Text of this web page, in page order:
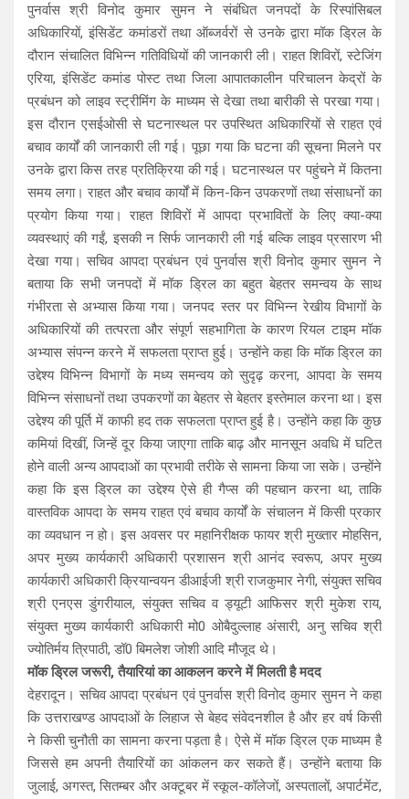
पुनर्वास श्री विनोद कुमार सुमन ने संबंधित जनपदों के रिस्पांसिबल
अधिकारियों, इंसिडेंट कमांडरों तथा ऑब्जर्वरों से उनके द्वारा मॉक ड्रिल के
दौरान संचालित विभिन्न गतिविधियों की जानकारी ली। राहत शिविरों, स्टेजिंग
एरिया, इंसिडेंट कमांड पोस्ट तथा जिला आपातकालीन परिचालन केद्रों के
प्रबंधन को लाइव स्ट्रीमिंग के माध्यम से देखा तथा बारीकी से परखा गया।
इस दौरान एसईओसी से घटनास्थल पर उपस्थित अधिकारियों से राहत एवं
बचाव कार्यों की जानकारी ली गई। पूछा गया कि घटना की सूचना मिलने पर
उनके द्वारा किस तरह प्रतिक्रिया की गई। घटनास्थल पर पहुंचने में कितना
समय लगा। राहत और बचाव कार्यों में किन-किन उपकरणों तथा संसाधनों का
प्रयोग किया गया। राहत शिविरों में आपदा प्रभावितों के लिए क्या-क्या
व्यवस्थाएं की गईं, इसकी न सिर्फ जानकारी ली गई बल्कि लाइव प्रसारण भी
देखा गया। सचिव आपदा प्रबंधन एवं पुनर्वास श्री विनोद कुमार सुमन ने
बताया कि सभी जनपदों में मॉक ड्रिल का बहुत बेहतर समन्वय के साथ
गंभीरता से अभ्यास किया गया। जनपद स्तर पर विभिन्न रेखीय विभागों के
अधिकारियों की तत्परता और संपूर्ण सहभागिता के कारण रियल टाइम मॉक
अभ्यास संपन्न करने में सफलता प्राप्त हुई। उन्होंने कहा कि मॉक ड्रिल का
उद्देश्य विभिन्न विभागों के मध्य समन्वय को सुदृढ़ करना, आपदा के समय
विभिन्न संसाधनों तथा उपकरणों का बेहतर से बेहतर इस्तेमाल करना था। इस
उद्देश्य की पूर्ति में काफी हद तक सफलता प्राप्त हुई है। उन्होंने कहा कि कुछ
कमियां दिखीं, जिन्हें दूर किया जाएगा ताकि बाढ़ और मानसून अवधि में घटित
होने वाली अन्य आपदाओं का प्रभावी तरीके से सामना किया जा सके। उन्होंने
कहा कि इस ड्रिल का उद्देश्य ऐसे ही गैप्स की पहचान करना था, ताकि
वास्तविक आपदा के समय राहत एवं बचाव कार्यों के संचालन में किसी प्रकार
का व्यवधान न हो। इस अवसर पर महानिरीक्षक फायर श्री मुख्तार मोहसिन,
अपर मुख्य कार्यकारी अधिकारी प्रशासन श्री आनंद स्वरूप, अपर मुख्य
कार्यकारी अधिकारी क्रियान्वयन डीआईजी श्री राजकुमार नेगी, संयुक्त सचिव
श्री एनएस डुंगरीयाल, संयुक्त सचिव व ड्यूटी आफिसर श्री मुकेश राय,
संयुक्त मुख्य कार्यकारी अधिकारी मो0 ओबैदुल्लाह अंसारी, अनु सचिव श्री
ज्योतिर्मय त्रिपाठी, डॉ0 बिमलेश जोशी आदि मौजूद थे।
मॉक ड्रिल जरूरी, तैयारियां का आकलन करने में मिलती है मदद
देहरादून। सचिव आपदा प्रबंधन एवं पुनर्वास श्री विनोद कुमार सुमन ने कहा
कि उत्तराखण्ड आपदाओं के लिहाज से बेहद संवेदनशील है और हर वर्ष किसी
ने किसी चुनौती का सामना करना पड़ता है। ऐसे में मॉक ड्रिल एक माध्यम है
जिससे हम अपनी तैयारियों का आंकलन कर सकते हैं। उन्होंने बताया कि
जुलाई, अगस्त, सितम्बर और अक्टूबर में स्कूल-कॉलेजों, अस्पतालों, अपार्टमेंट,